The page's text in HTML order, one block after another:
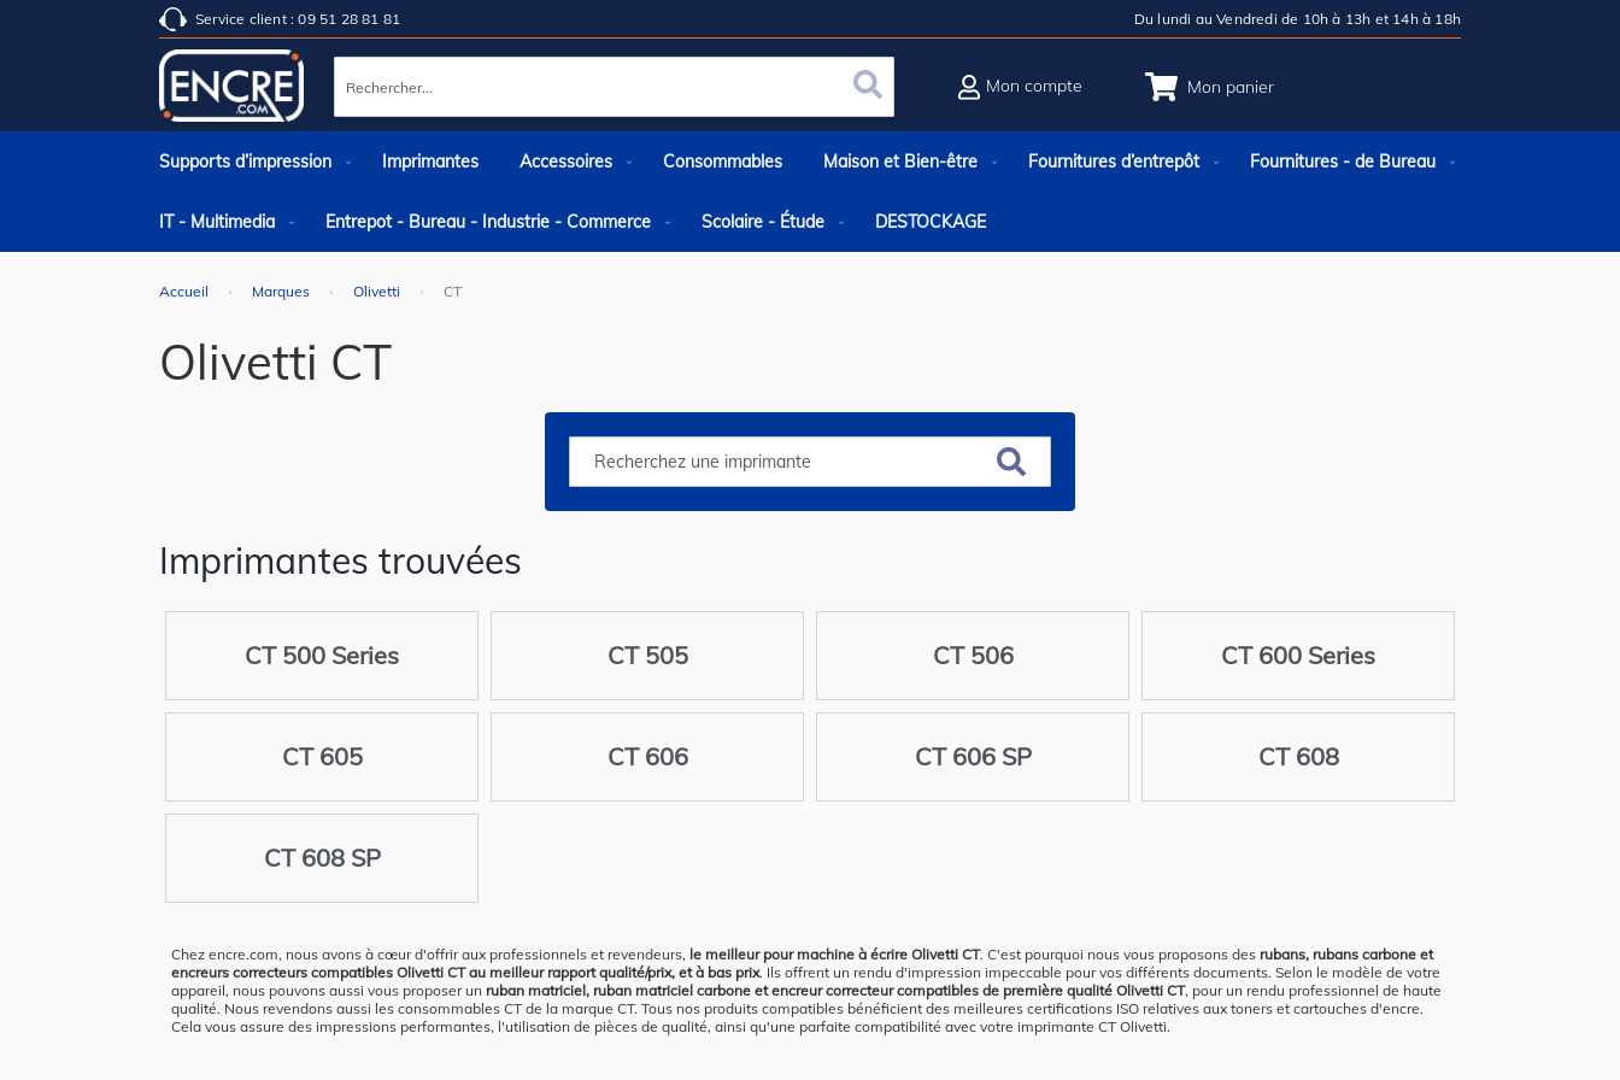
Service client : 09 51 28 81 81 Du lundi au Vendredi de 10h à 13h et 14h à 18h
Mon panier
Rechercher Rechercher
Mon compte
Supports d’impression Imprimantes Accessoires Consommables Maison et Bien-être Fournitures d’entrepôt Fournitures - de Bureau
IT - Multimedia Entrepot - Bureau - Industrie - Commerce Scolaire - Étude DESTOCKAGE
Accueil Marques Olivetti CT
Olivetti CT
Imprimantes trouvées
CT 500 Series CT 505 CT 506 CT 600 Series
CT 605 CT 606 CT 606 SP CT 608
CT 608 SP
Chez encre.com, nous avons à cœur d'offrir aux professionnels et revendeurs, le meilleur pour machine à écrire Olivetti CT. C'est pourquoi nous vous proposons des rubans, rubans carbone et
encreurs correcteurs compatibles Olivetti CT au meilleur rapport qualité/prix, et à bas prix. Ils offrent un rendu d'impression impeccable pour vos différents documents. Selon le modèle de votre
appareil, nous pouvons aussi vous proposer un ruban matriciel, ruban matriciel carbone et encreur correcteur compatibles de première qualité Olivetti CT, pour un rendu professionnel de haute
qualité. Nous revendons aussi les consommables CT de la marque CT. Tous nos produits compatibles bénéficient des meilleures certifications ISO relatives aux toners et cartouches d'encre.
Cela vous assure des impressions performantes, l'utilisation de pièces de qualité, ainsi qu'une parfaite compatibilité avec votre imprimante CT Olivetti.